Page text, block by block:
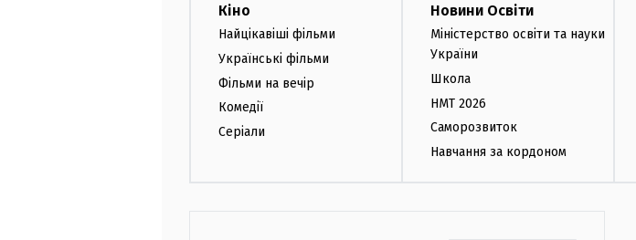
Кіно
Найцікавіші фільми
Українські фільми
Фільми на вечір
Комедії
Серіали
Новини Освіти
Міністерство освіти та науки
України
Школа
НМТ 2026
Саморозвиток
Навчання за кордоном